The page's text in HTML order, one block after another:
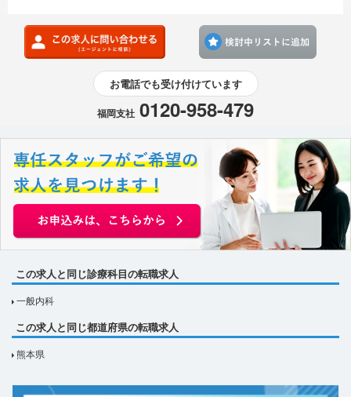
お電話でも受け付けています
福岡支社 0120-958-479
この求人と同じ診療科目の転職求人
一般内科
この求人と同じ都道府県の転職求人
熊本県